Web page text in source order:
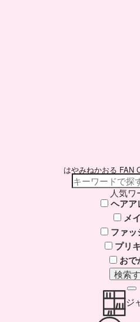
はやみねかおる FAN
人気ワ
ヘアア
メ
ファッ
プリ
おで
検索
ジ